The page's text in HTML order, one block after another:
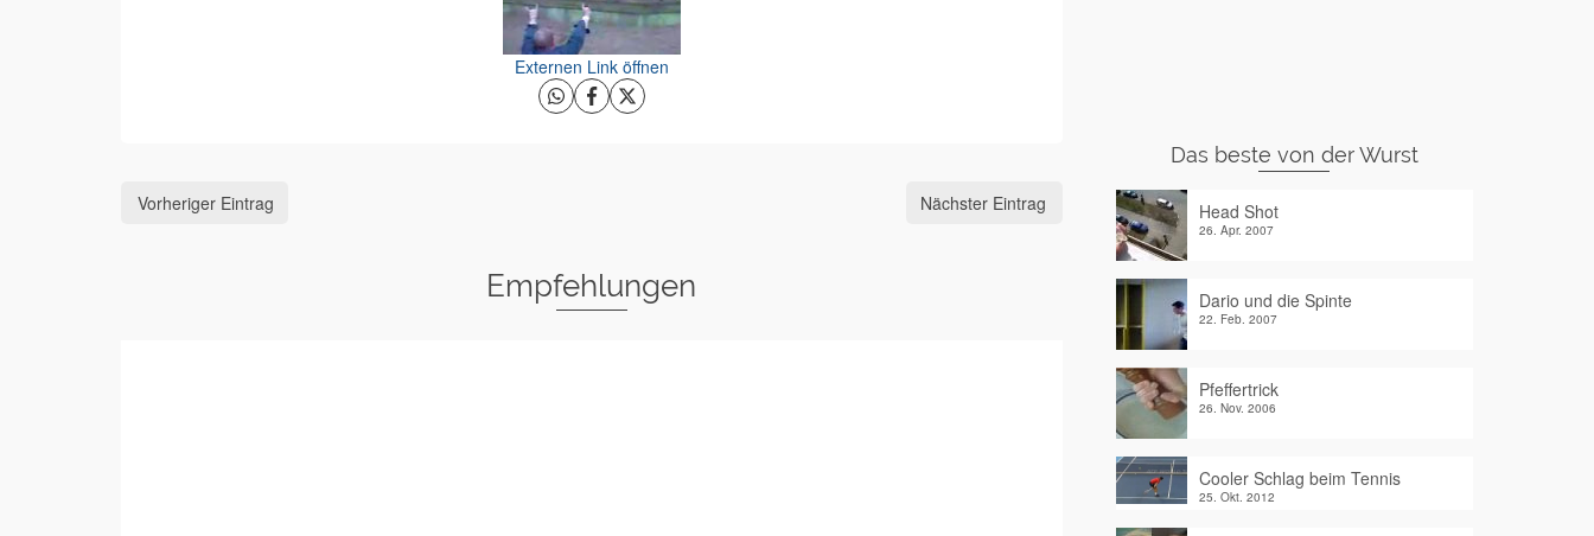
Externen Link öffnen
Vorheriger Eintrag Nächster Eintrag
Empfehlungen
Das beste von der Wurst
Head Shot
26. Apr. 2007
Dario und die Spinte
22. Feb. 2007
Pfeffertrick
26. Nov. 2006
Cooler Schlag beim Tennis
25. Okt. 2012